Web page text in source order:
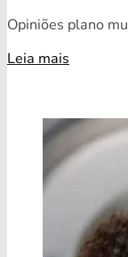
Opiniões plano
Leia mais